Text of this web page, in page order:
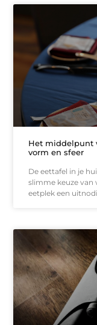
Het middelpunt
vorm en sfeer
De eettafel in je
slimme keuze van
eetplek een